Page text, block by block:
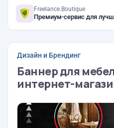
Freelance.Boutique
Премиум-сервис для
Дизайн и Брендинг
Баннер для
интернет-